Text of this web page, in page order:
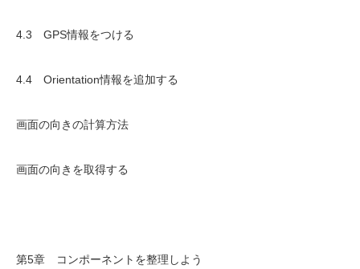
4.3 GPS情報をつける
4.4 Orientation情報を追加する
画面の向きの計算方法
画面の向きを取得する
第5章 コンポーネントを整理しよう